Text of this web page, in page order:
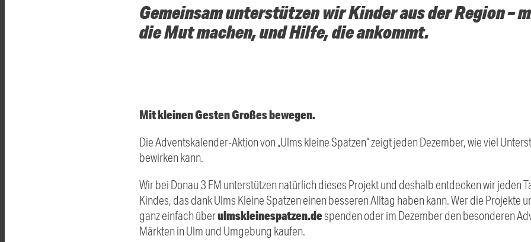
Gemeinsam unterstützen wir Kinder aus der Region –
die Mut machen, und Hilfe, die ankommt.
Mit kleinen Gesten Großes bewegen.
Die Adventskalender-Aktion von „Ulms kleine Spatzen“ zeigt jeden Dezember, wie viel
bewirken kann.
Wir bei Donau 3 FM unterstützen natürlich dieses Projekt und deshalb entdecken wir jeden
Kindes, das dank Ulms Kleine Spatzen einen besseren Alltag haben kann. Wer die Projekte
ganz einfach überulmskleinespatzen.despenden oder im Dezember den besonderen
Märkten in Ulm und Umgebung kaufen.